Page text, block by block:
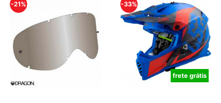
-21% -33%
frete grátis